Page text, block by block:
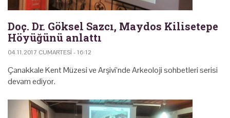
Doç. Dr. Göksel Sazcı, Maydos Kilisetepe
Höyüğünü anlattı
04.11.2017 CUMARTESI - 16:12
Çanakkale Kent Müzesi ve Arşivi’nde Arkeoloji sohbetleri serisi
devam ediyor.